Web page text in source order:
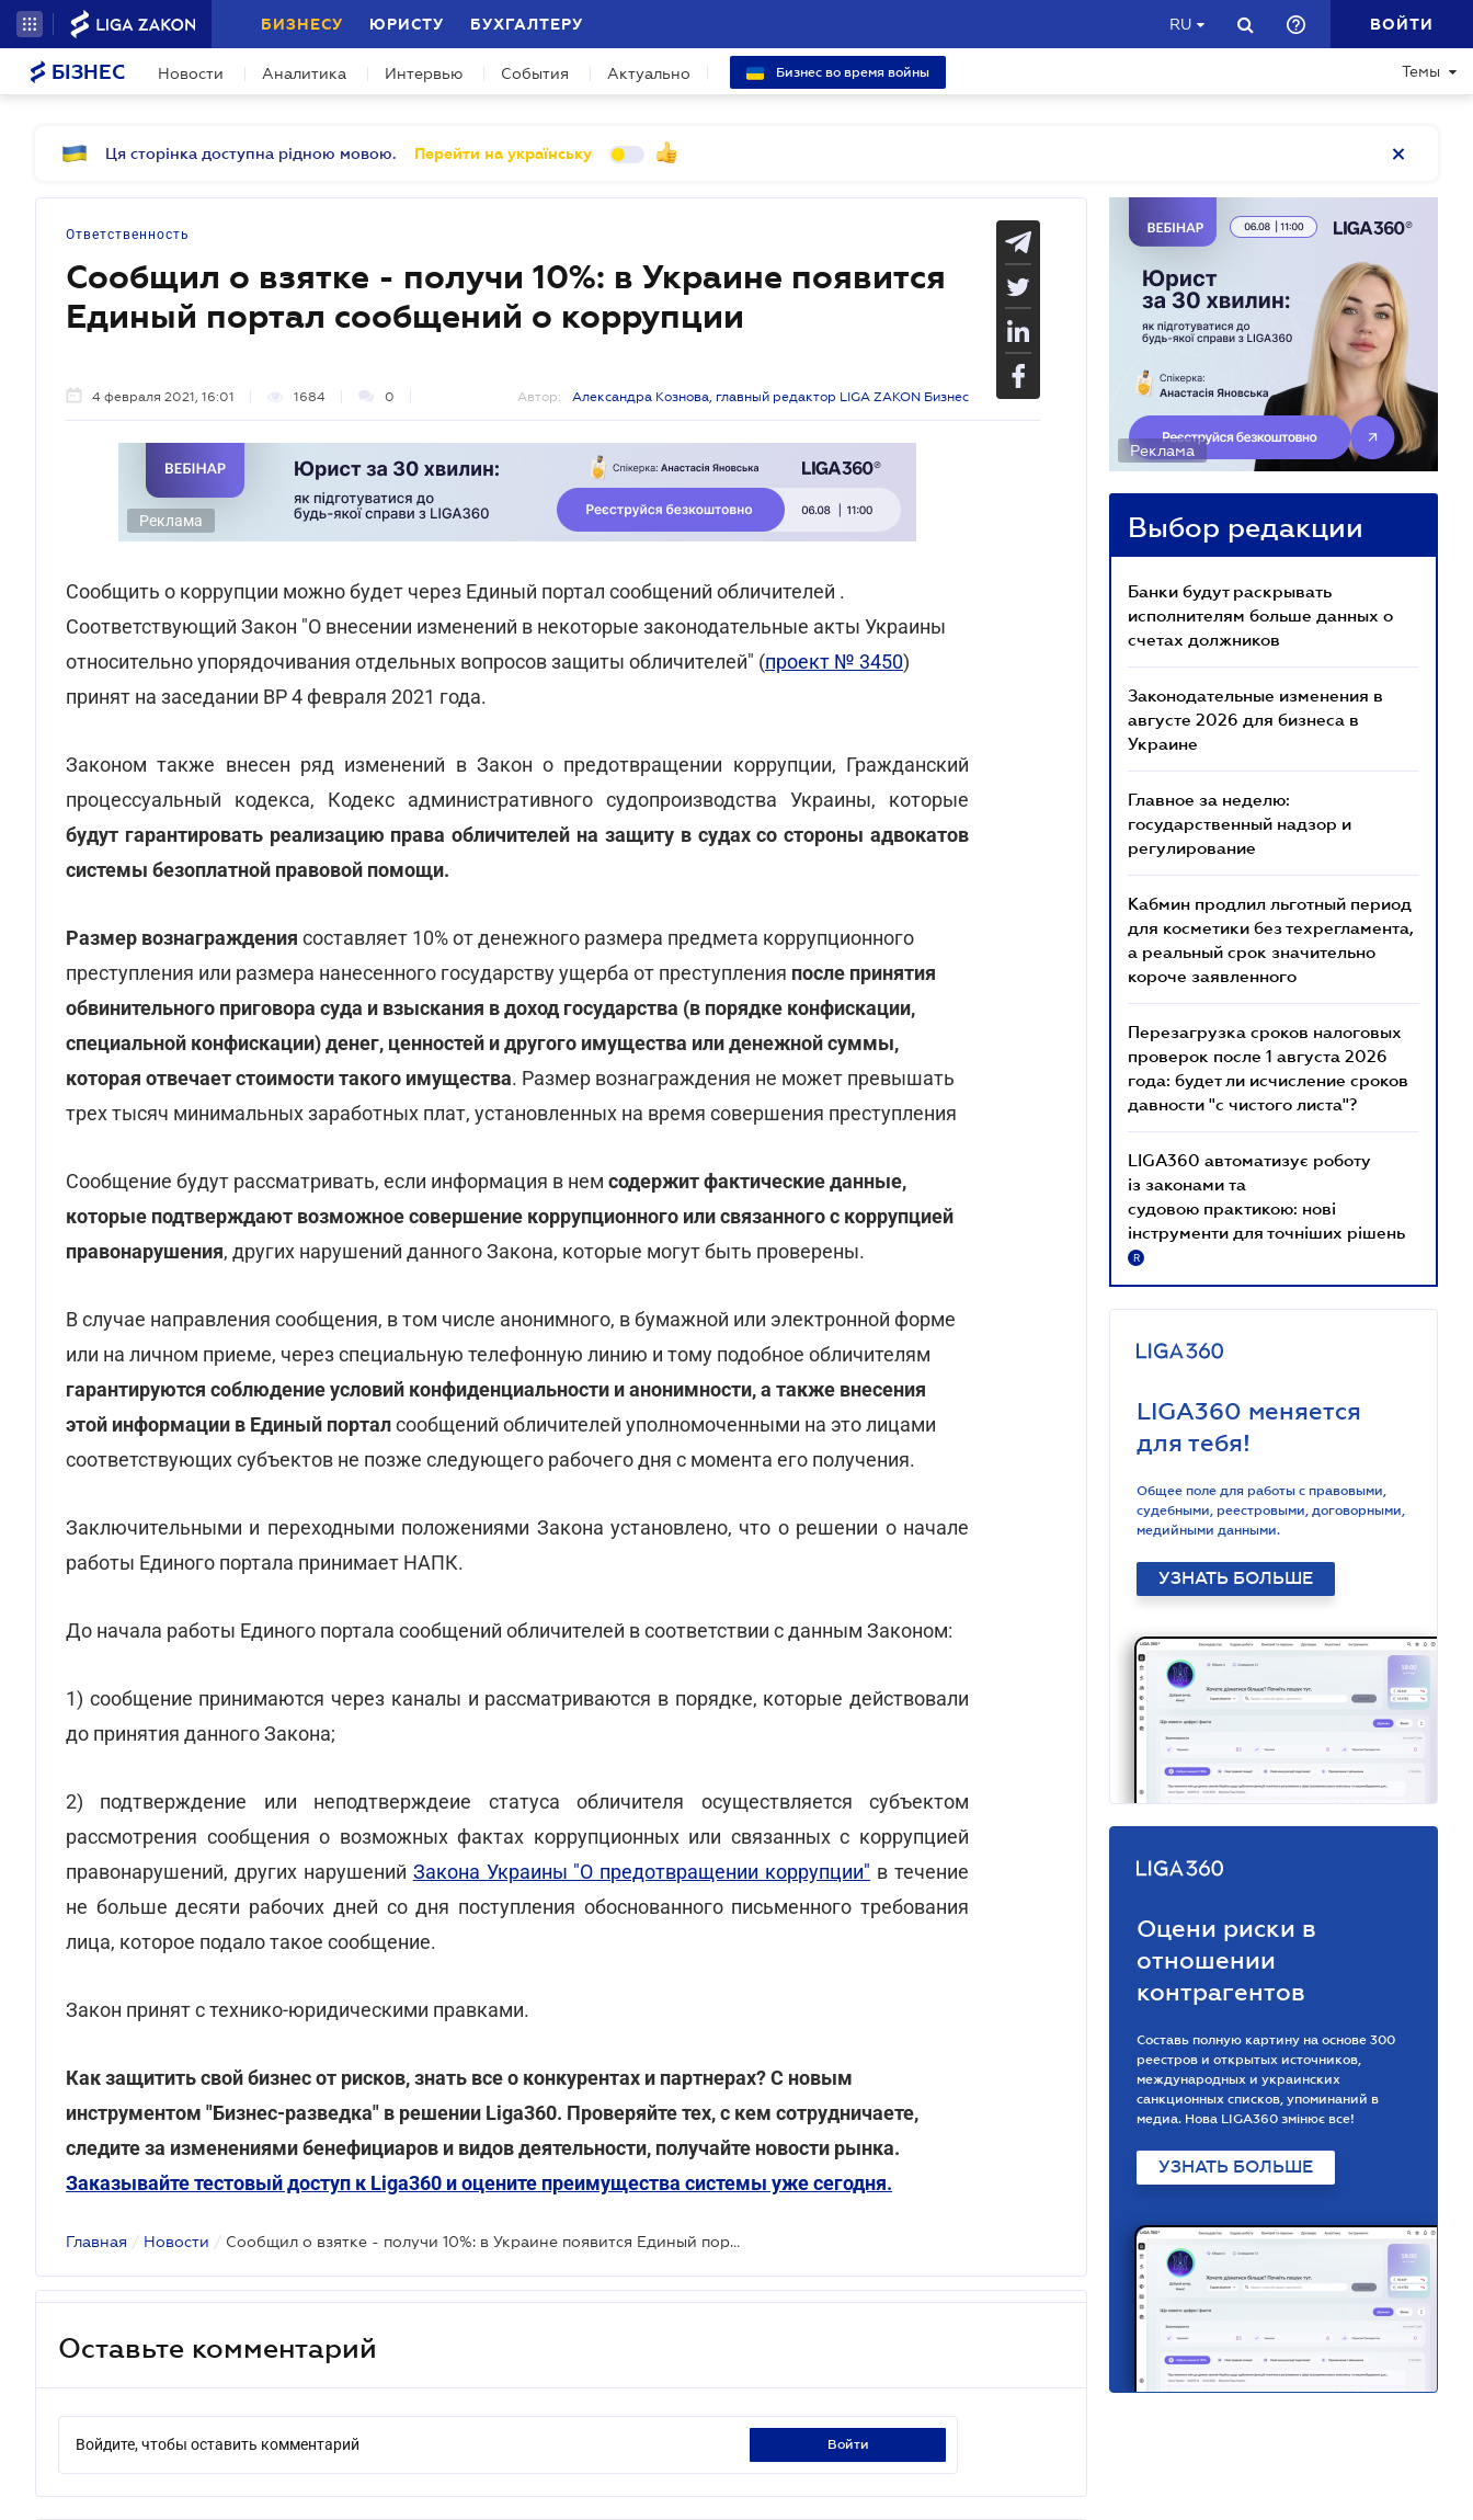
БИЗНЕСУ ЮРИСТУ БУХГАЛТЕРУ RU ВОЙТИ
БІЗНЕС Новости Аналитика Интервью События Актуально Бизнес во время войны Темы
Ця сторінка доступна рідною мовою. Перейти на українську
Ответственность
Сообщил о взятке - получи 10%: в Украине появится
Единый портал сообщений о коррупции
4 февраля 2021, 16:01 1684 0 Автор: Александра Кознова, главный редактор LIGA ZAKON Бизнес
Реклама
Сообщить о коррупции можно будет через Единый портал сообщений обличителей .
Соответствующий Закон "О внесении изменений в некоторые законодательные акты Украины
относительно упорядочивания отдельных вопросов защиты обличителей" (проект № 3450)
принят на заседании ВР 4 февраля 2021 года.
Законом также внесен ряд изменений в Закон о предотвращении коррупции, Гражданский
процессуальный кодекса, Кодекс административного судопроизводства Украины, которые
будут гарантировать реализацию права обличителей на защиту в судах со стороны адвокатов
системы безоплатной правовой помощи.
Размер вознаграждения составляет 10% от денежного размера предмета коррупционного
преступления или размера нанесенного государству ущерба от преступления после принятия
обвинительного приговора суда и взыскания в доход государства (в порядке конфискации,
специальной конфискации) денег, ценностей и другого имущества или денежной суммы,
которая отвечает стоимости такого имущества. Размер вознаграждения не может превышать
трех тысяч минимальных заработных плат, установленных на время совершения преступления
Сообщение будут рассматривать, если информация в нем содержит фактические данные,
которые подтверждают возможное совершение коррупционного или связанного с коррупцией
правонарушения, других нарушений данного Закона, которые могут быть проверены.
В случае направления сообщения, в том числе анонимного, в бумажной или электронной форме
или на личном приеме, через специальную телефонную линию и тому подобное обличителям
гарантируются соблюдение условий конфиденциальности и анонимности, а также внесения
этой информации в Единый порталсообщений обличителей уполномоченными на это лицами
соответствующих субъектов не позже следующего рабочего дня с момента его получения.
Заключительными и переходными положениями Закона установлено, что о решении о начале
работы Единого портала принимает НАПК.
До начала работы Единого портала сообщений обличителей в соответствии с данным Законом:
1) сообщение принимаются через каналы и рассматриваются в порядке, которые действовали
до принятия данного Закона;
2) подтверждение или неподтверждеие статуса обличителя осуществляется субъектом
рассмотрения сообщения о возможных фактах коррупционных или связанных с коррупцией
правонарушений, других нарушений Закона Украины "О предотвращении коррупции" в течение
не больше десяти рабочих дней со дня поступления обоснованного письменного требования
лица, которое подало такое сообщение.
Закон принят с технико-юридическими правками.
Как защитить свой бизнес от рисков, знать все о конкурентах и партнерах? С новым
инструментом "Бизнес-разведка" в решении Liga360. Проверяйте тех, с кем сотрудничаете,
следите за изменениями бенефициаров и видов деятельности, получайте новости рынка.
Заказывайте тестовый доступ к Liga360 и оцените преимущества системы уже сегодня.
Главная / Новости / Сообщил о взятке - получи 10%: в Украине появится Единый портал сообщений о коррупции
Оставьте комментарий
Войдите, чтобы оставить комментарий войти
Реклама
Выбор редакции
Банки будут раскрывать
исполнителям больше данных о
счетах должников
Законодательные изменения в
августе 2026 для бизнеса в
Украине
Главное за неделю:
государственный надзор и
регулирование
Кабмин продлил льготный период
для косметики без техрегламента,
а реальный срок значительно
короче заявленного
Перезагрузка сроков налоговых
проверок после 1 августа 2026
года: будет ли исчисление сроков
давности "с чистого листа"?
LIGA360 автоматизує роботу
із законами та
судовою практикою: нові
інструменти для точніших рішень
R
LIGA360 меняется
для тебя!
Общее поле для работы с правовыми,
судебными, реестровыми, договорными,
медийными данными.
УЗНАТЬ БОЛЬШЕ
Оцени риски в
отношении
контрагентов
Составь полную картину на основе 300
реестров и открытых источников,
международных и украинских
санкционных списков, упоминаний в
медиа. Нова LIGA360 змінює все!
УЗНАТЬ БОЛЬШЕ